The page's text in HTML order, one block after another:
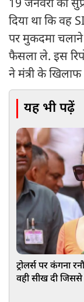
19 जनवरी को
दिया था कि वह
पर मुकदमा
फैसला ले. इस
ने मंत्री के
यह भी पढ़ें
ट्रोलर्स पर कंगना
वही सीख दी